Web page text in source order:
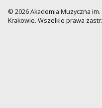
© 2026 Akademia Muzyczna
Krakowie. Wszelkie prawa